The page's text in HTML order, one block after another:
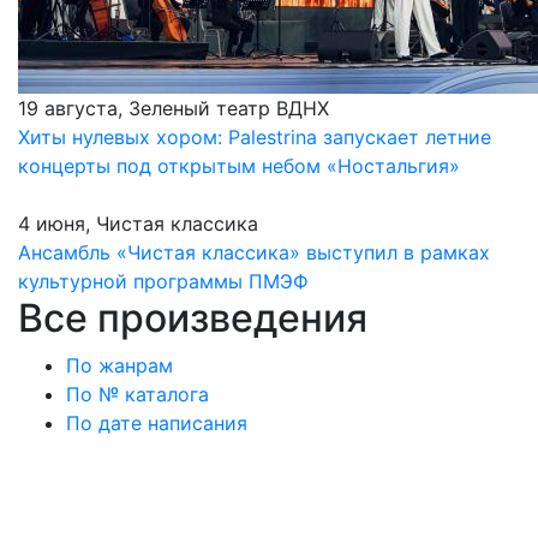
19 августа, Зеленый театр ВДНХ
Хиты нулевых хором: Palestrina запускает летние
концерты под открытым небом «Ностальгия»
4 июня, Чистая классика
Ансамбль «Чистая классика» выступил в рамках
культурной программы ПМЭФ
Все произведения
По жанрам
По № каталога
По дате написания